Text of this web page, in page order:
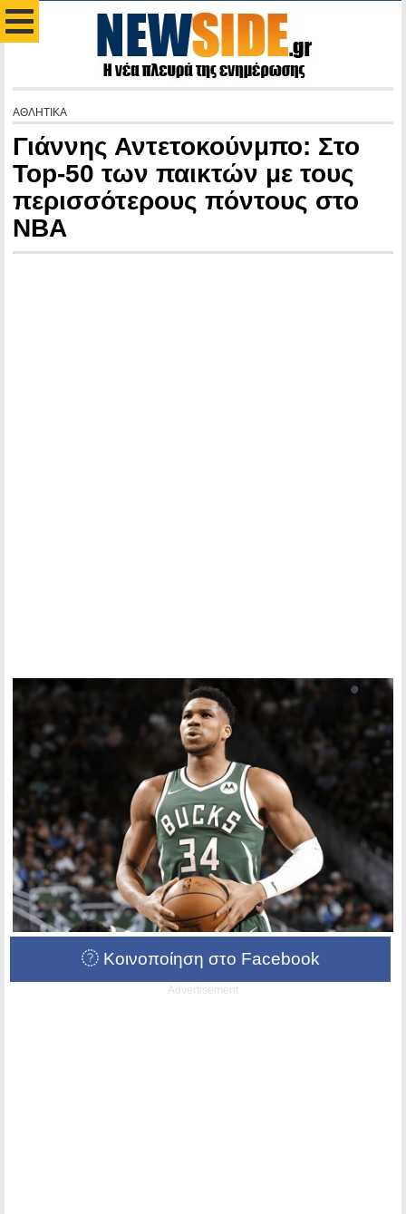
ΑΘΛΗΤΙΚΑ
Γιάννης Αντετοκούνμπο: Στο
Top-50 των παικτών με τους
περισσότερους πόντους στο
NBA
Κοινοποίηση στο Facebook
Advertisement